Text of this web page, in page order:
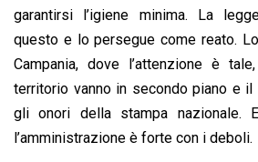
garantirsi l’igiene minima. La
questo e lo persegue come reato.
Campania, dove l’attenzione è
territorio vanno in secondo piano e il
gli onori della stampa nazionale.
l’amministrazione è forte con i deboli.